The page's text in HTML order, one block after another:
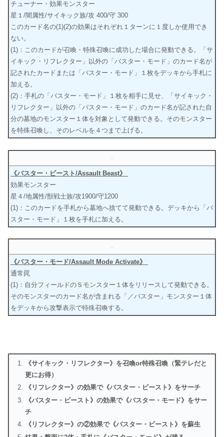
チューナー・効果モンスター
星１/闇属性/サイキック族/攻 400/守 300
このカード名の(1)(2)の効果はそれぞれ１ターンに１度しか使用でき
ない。
(1)：このカードが召喚・特殊召喚に成功した場合に発動できる。「サ
イキック・リフレクター」以外の「バスター・モード」のカード名が
記されたカードまたは「バスター・モード」１枚をデッキから手札に
加える。
(2)：手札の「バスター・モード」１枚を相手に見せ、「サイキック・
リフレクター」以外の「バスター・モード」のカード名が記された自
分の墓地のモンスター１体を対象として発動できる。そのモンスター
を特殊召喚し、そのレベルを４つまで上げる。
《バスター・ビースト/Assault Beast》
効果モンスター
星４/地属性/獣戦士族/攻1900/守1200
(1)：このカードを手札から墓地へ捨てて発動できる。デッキから「バ
スター・モード」１枚を手札に加える。
《バスター・モード/Assault Mode Activate》
通常罠
(1)：自分フィールドのＳモンスター１体をリリースして発動できる。
そのモンスターのカード名が含まれる「／バスター」モンスター１体
をデッキから攻撃表示で特殊召喚する。
《サイキック・リフレクター》を召喚or特殊召喚（緊テレだと
更にお得）
《リフレクター》の効果で《バスター・ビースト》をサーチ
《バスター・ビースト》の効果で《バスター・モード》をサー
チ
《リフレクター》の②効果で《バスター・ビースト》を蘇生